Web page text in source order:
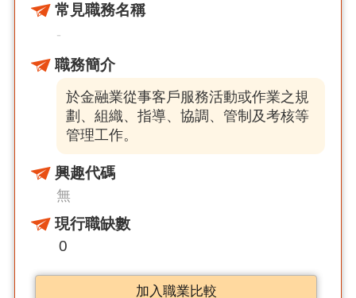
常見職務名稱
-
職務簡介
於金融業從事客戶服務活動或作業之規
劃、組織、指導、協調、管制及考核等
管理工作。
興趣代碼
無
現行職缺數
0
加入職業比較